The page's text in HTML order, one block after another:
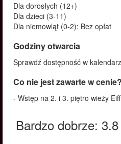
Dla dorosłych (12+)
Dla dzieci (3-11)
Dla niemowląt (0-2): Bez opłat
Godziny otwarcia
Sprawdź dostępność w
Co nie jest zawarte w cenie?
- Wstęp na 2. i 3. piętro wieży
Bardzo dobrze: 3.8